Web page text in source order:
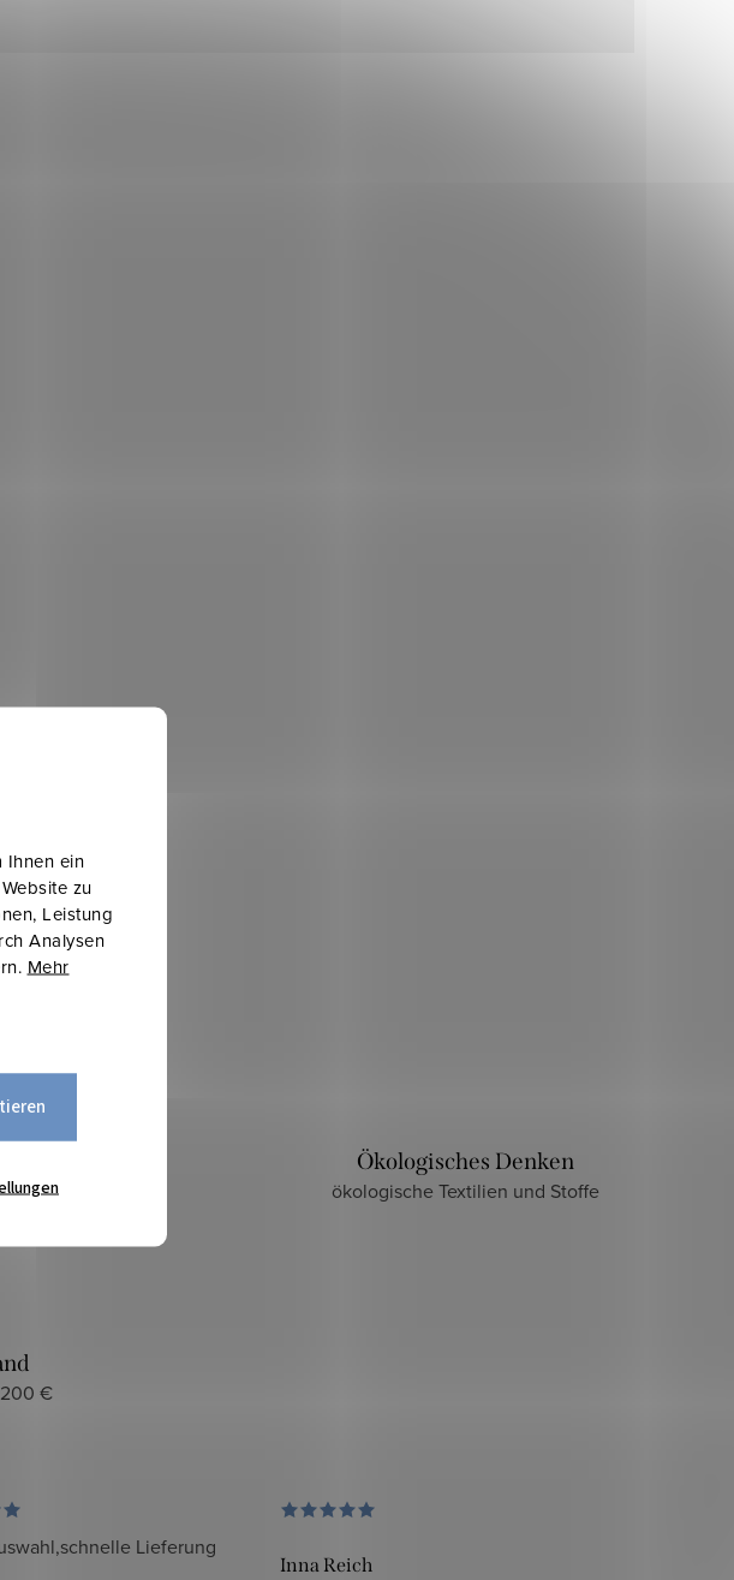
Ihnen ein
zu
Leistung
Analysen
Mehr
Shop
Ökologisches Denken
ökologische Textilien und Stoffe
€
Lieferung
Inna Reich